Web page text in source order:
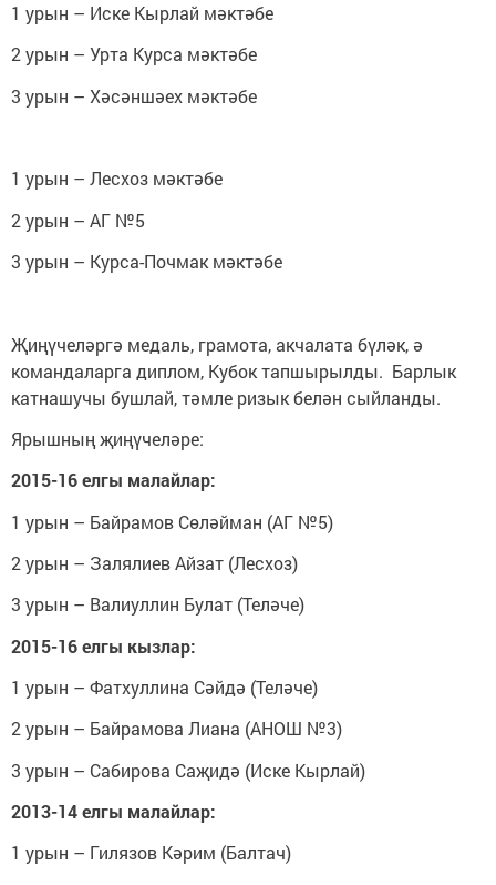
1 урын – Иске Кырлай мәктәбе
2 урын – Урта Курса мәктәбе
3 урын – Хәсәншәех мәктәбе
1 урын – Лесхоз мәктәбе
2 урын – АГ №5
3 урын – Курса-Почмак мәктәбе
Җиңүчеләргә медаль, грамота, акчалата бүләк, ә
командаларга диплом, Кубок тапшырылды. Барлык
катнашучы бушлай, тәмле ризык белән сыйланды.
Ярышның җиңүчеләре:
2015-16 елгы малайлар:
1 урын – Байрамов Сөләйман (АГ №5)
2 урын – Залялиев Айзат (Лесхоз)
3 урын – Валиуллин Булат (Теләче)
2015-16 елгы кызлар:
1 урын – Фатхуллина Сәйдә (Теләче)
2 урын – Байрамова Лиана (АНОШ №3)
3 урын – Сабирова Саҗидә (Иске Кырлай)
2013-14 елгы малайлар:
1 урын – Гилязов Кәрим (Балтач)